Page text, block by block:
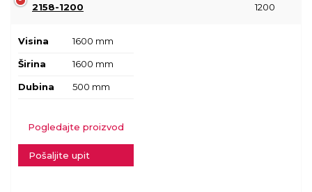
2158-1200
1200
Visina 1600 mm
Širina 1600 mm
Dubina 500 mm
Pogledajte proizvod
Pošaljite upit